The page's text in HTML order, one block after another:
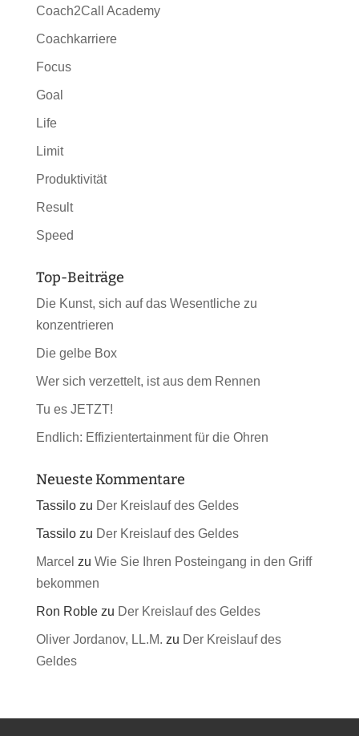
Coach2Call Academy
Coachkarriere
Focus
Goal
Life
Limit
Produktivität
Result
Speed
Top-Beiträge
Die Kunst, sich auf das Wesentliche zu
konzentrieren
Die gelbe Box
Wer sich verzettelt, ist aus dem Rennen
Tu es JETZT!
Endlich: Effizientertainment für die Ohren
Neueste Kommentare
Tassilozu Der Kreislauf des Geldes
Tassilozu Der Kreislauf des Geldes
Marcel zu Wie Sie Ihren Posteingang in den Griff
bekommen
Ron Roblezu Der Kreislauf des Geldes
Oliver Jordanov, LL.M. zu Der Kreislauf des
Geldes